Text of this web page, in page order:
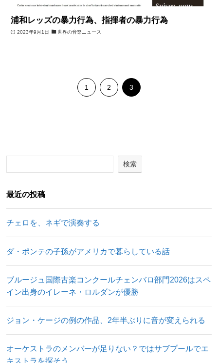
浦和レッズの暴力行為、指揮者の暴力行為
2023年9月1日 世界の音楽ニュース
1 2 3
検索
最近の投稿
チェロを、ネギで演奏する
ダ・ポンテの子孫がアメリカで暮らしている話
ブルージュ国際古楽コンクールチェンバロ部門2026はスペ
イン出身のイレーネ・ロルダンが優勝
ジョン・ケージの例の作品、2年半ぶりに音が変えられる
オーケストラのメンバーが足りない？ではサブプールでエ
キストラを探そう